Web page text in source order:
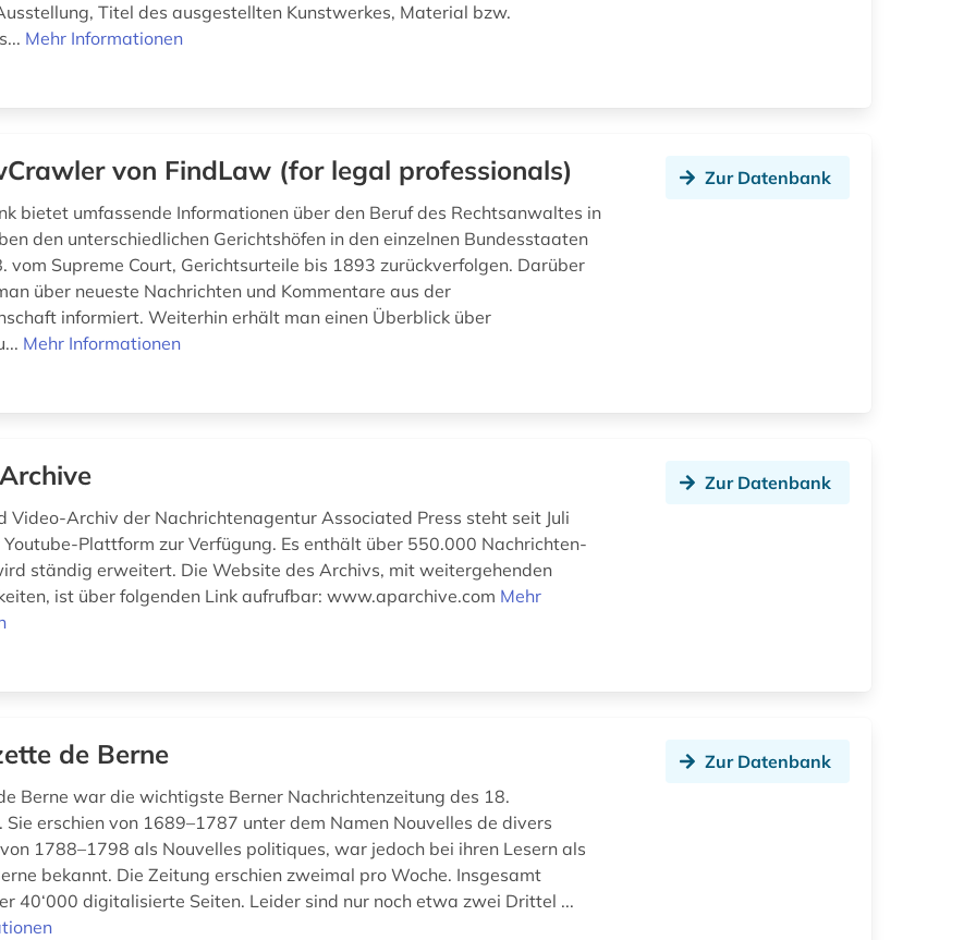
Titel des ausgestellten Kunstwerkes, Material bzw.
Mehr Informationen
von FindLaw (for legal professionals)
bietet umfassende Informationen über den Beruf des Rechtsanwaltes in
den unterschiedlichen Gerichtshöfen in den einzelnen Bundesstaaten
vom Supreme Court, Gerichtsurteile bis 1893 zurückverfolgen. Darüber
über neueste Nachrichten und Kommentare aus der
informiert. Weiterhin erhält man einen Überblick über
Mehr Informationen
Zur Datenbank
Video-Archiv der Nachrichtenagentur Associated Press steht seit Juli
Plattform zur Verfügung. Es enthält über 550.000 Nachrichten-
ständig erweitert. Die Website des Archivs, mit weitergehenden
ist über folgenden Link aufrufbar: www.aparchive.com Mehr
Zur Datenbank
de Berne
Berne war die wichtigste Berner Nachrichtenzeitung des 18.
Sie erschien von 1689–1787 unter dem Namen Nouvelles de divers
1788–1798 als Nouvelles politiques, war jedoch bei ihren Lesern als
bekannt. Die Zeitung erschien zweimal pro Woche. Insgesamt
40‘000 digitalisierte Seiten. Leider sind nur noch etwa zwei Drittel ...
Zur Datenbank